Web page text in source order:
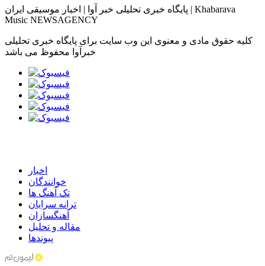
پایگاه خبری تحلیلی خبر آوا | اخبار موسیقی ایران | Khabarava
Music NEWSAGENCY
کلیه حقوق مادی و معنوی این وب سایت برای پایگاه خبری تحلیلی
خبرآوا محفوظ می باشد
اخبار
خوانندگان
تک آهنگ ها
ترانه سرایان
آهنگسازان
مقاله و تحلیل
پیوندها